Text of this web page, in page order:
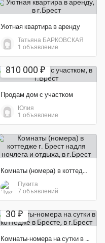
Уютная квартира в аренду
Татьяна БАРКОВСКАЯ
1 объявление
810 000 ₽
Продам дом с участком
Юлия
1 объявление
Комнаты (номера) в коттедже г. Брест надля ночлега и отдыха
Пукита
7 объявлений
30 ₽
Комнаты-номера на сутки в коттедже в Бресте